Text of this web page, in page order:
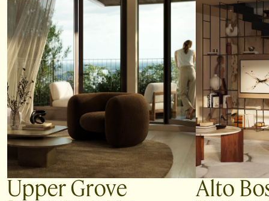
Upper Grove Alto